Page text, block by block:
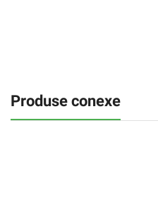
Produse conexe